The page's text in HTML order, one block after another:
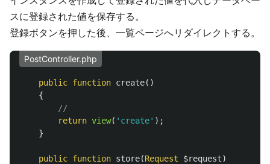
スに登録された値を保存する。
登録ボタンを押した後、一覧ページへリダイレクトする。
PostController.php
public function create()
{
//
return view( 'create' );
}
public function store(Request $request)